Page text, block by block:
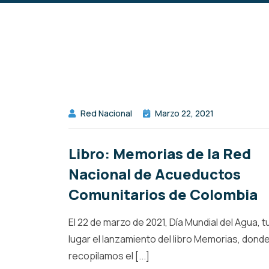
Red Nacional Marzo 22, 2021
Libro: Memorias de la Red
Nacional de Acueductos
Comunitarios de Colombia
El 22 de marzo de 2021, Día Mundial del Agua,
lugar el lanzamiento del libro Memorias, donde
recopilamos el [...]